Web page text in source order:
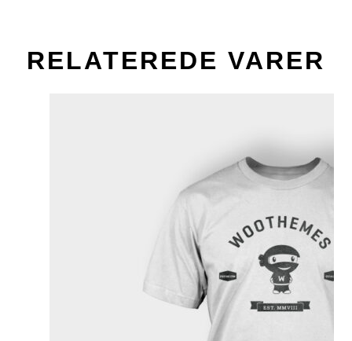
RELATEREDE VARER